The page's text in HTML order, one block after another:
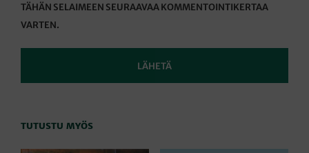
TÄHÄN SELAIMEEN SEURAAVAA KOMMENTOINTIKERTAA
VARTEN.
TUTUSTU MYÖS